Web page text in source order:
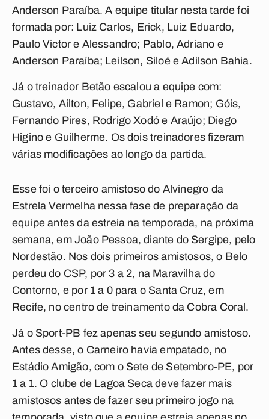
Anderson Paraíba. A equipe titular nesta tarde foi
formada por: Luiz Carlos, Erick, Luiz Eduardo,
Paulo Victor e Alessandro; Pablo, Adriano e
Anderson Paraíba; Leilson, Siloé e Adilson Bahia.
Já o treinador Betão escalou a equipe com:
Gustavo, Ailton, Felipe, Gabriel e Ramon; Góis,
Fernando Pires, Rodrigo Xodó e Araújo; Diego
Higino e Guilherme. Os dois treinadores fizeram
várias modificações ao longo da partida.
Esse foi o terceiro amistoso do Alvinegro da
Estrela Vermelha nessa fase de preparação da
equipe antes da estreia na temporada, na próxima
semana, em João Pessoa, diante do Sergipe, pelo
Nordestão. Nos dois primeiros amistosos, o Belo
perdeu do CSP, por 3 a 2, na Maravilha do
Contorno, e por 1 a 0 para o Santa Cruz, em
Recife, no centro de treinamento da Cobra Coral.
Já o Sport-PB fez apenas seu segundo amistoso.
Antes desse, o Carneiro havia empatado, no
Estádio Amigão, com o Sete de Setembro-PE, por
1 a 1. O clube de Lagoa Seca deve fazer mais
amistosos antes de fazer seu primeiro jogo na